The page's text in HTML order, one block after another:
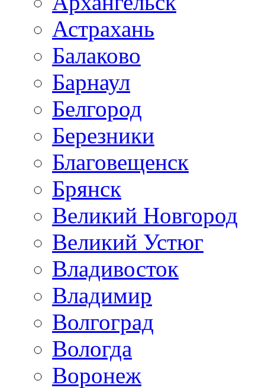
Астрахань
Балаково
Барнаул
Белгород
Березники
Благовещенск
Брянск
Великий Новгород
Великий Устюг
Владивосток
Владимир
Волгоград
Вологда
Воронеж